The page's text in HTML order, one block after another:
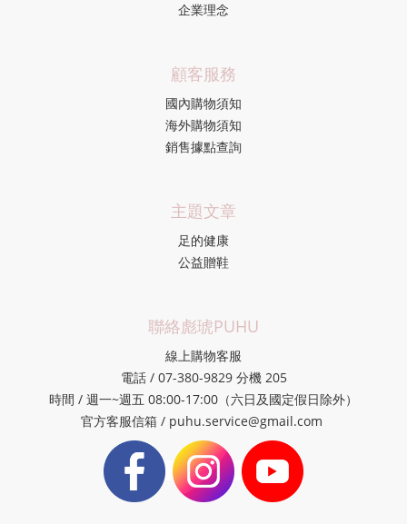
企業理念
顧客服務
國內購物須知
海外購物須知
銷售據點查詢
主題文章
足的健康
公益贈鞋
聯絡彪琥PUHU
線上購物客服
電話 / 07-380-9829 分機 205
時間 / 週一~週五 08:00-17:00（六日及國定假日除外）
官方客服信箱 / puhu.service@gmail.com